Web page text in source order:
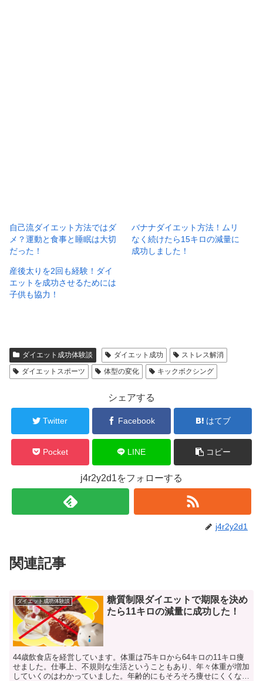
自己流ダイエット方法ではダ
メ？運動と食事と睡眠は大切
だった！
バナナダイエット方法！ムリ
なく続けたら15キロの減量に
成功しました！
産後太りを2回も経験！ダイ
エットを成功させるためには
子供も協力！
ダイエット成功体験談 ダイエット成功
ストレス解消
ダイエットスポーツ
体型の変化 キックボクシング
シェアする
Twitter Facebook はてブ
Pocket LINE コピー
j4r2y2d1をフォローする
j4r2y2d1
関連記事
ダイエット成功体験談
糖質制限ダイエットで期限を決め
たら11キロの減量に成功した！
44歳飲食店を経営しています。体重は75キロから64キロの11キロ痩
せました。仕事上、不規則な生活ということもあり、年々体重が増加
していくのはわかっていました。年齢的にもそろそろ痩せにくくなっ